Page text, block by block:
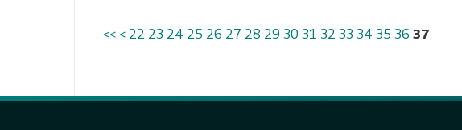
<< < 22 23 24 25 26 27 28 29 30 31 32 33 34 35 36 37